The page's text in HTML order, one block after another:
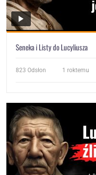
Seneka i Listy do Lucyliusza
823 Odsłon 1 roktemu